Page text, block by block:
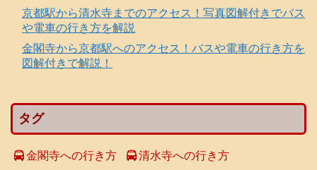
京都駅から清水寺までのアクセス！写真図解付きでバス
や電車の行き方を解説
金閣寺から京都駅へのアクセス！バスや電車の行き方を
図解付きで解説！
タグ
金閣寺への行き方 清水寺への行き方